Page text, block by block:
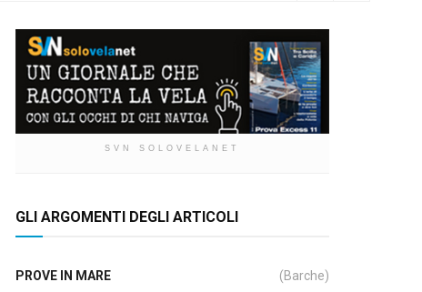
SVN SOLOVELANET
GLI ARGOMENTI DEGLI ARTICOLI
PROVE IN MARE (Barche)